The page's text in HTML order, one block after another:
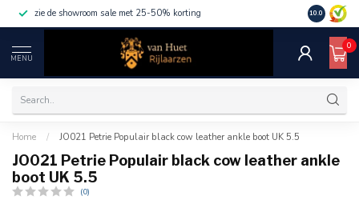
zie de showroom sale met 25-50% korting 10.0
MENU
0
Home / JO021 Petrie Populair black cow leather ankle boot UK 5.5
JO021 Petrie Populair black cow leather ankle
boot UK 5.5
(0)